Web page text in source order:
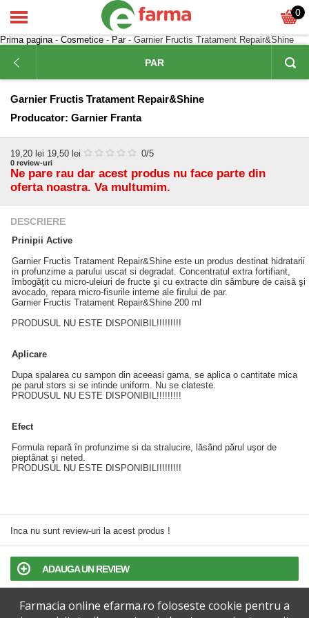
0
Prima pagina- Cosmetice - Par- Garnier Fructis Tratament Repair&Shine
PAR
Garnier Fructis Tratament Repair&Shine
Producator: Garnier Franta
19,20 lei 19,50 lei 0/5
0 review-uri
Ne pare rau dar acest produs nu face parte din
oferta noastra. Va multumim.
DESCRIERE
Prinipii Active
Garnier Fructis Tratament Repair&Shine este un produs destinat hidratarii
in profunzime a parului uscat si degradat. Concentratul extra fortifiant,
îmbogăţit cu micro-uleiuri de fructe şi cu extracte din sâmbure de caisă şi
avocado, repara micro-fisurile interne ale firului de par.
Garnier Fructis Tratament Repair&Shine 200 ml
PRODUSUL NU ESTE DISPONIBIL!!!!!!!!!
Aplicare
Dupa spalarea cu sampon din aceeasi gama, se aplica o cantitate mica
pe parul stors si se intinde uniform. Nu se clateste.
PRODUSUL NU ESTE DISPONIBIL!!!!!!!!!
Efect
Formula repară în profunzime si da stralucire, lăsând părul uşor de
pieptănat şi neted.
PRODUSUL NU ESTE DISPONIBIL!!!!!!!!!
Inca nu sunt review-uri la acest produs !
ADAUGA UN REVIEW
TERMENI SI CONDITII
Farmacia online efarma.ro foloseste cookie pentru a